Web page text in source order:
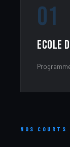
01
Ecole
NOS COURTS